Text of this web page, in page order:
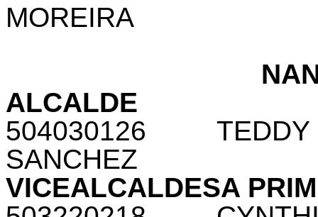
MOREIRA
ALCALDE
504030126
TEDDY
SANCHEZ
VICEALCALDESA